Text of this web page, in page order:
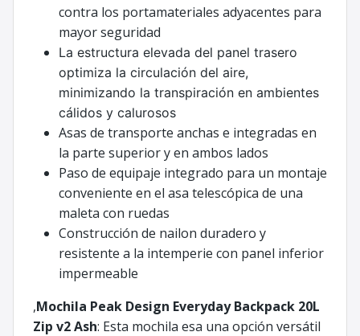
contra los portamateriales adyacentes para
mayor seguridad
La estructura elevada del panel trasero
optimiza la circulación del aire,
minimizando la transpiración en ambientes
cálidos y calurosos
Asas de transporte anchas e integradas en
la parte superior y en ambos lados
Paso de equipaje integrado para un montaje
conveniente en el asa telescópica de una
maleta con ruedas
Construcción de nailon duradero y
resistente a la intemperie con panel inferior
impermeable
,Mochila Peak Design Everyday Backpack 20L
Zip v2 Ash: Esta mochila esa una opción versátil